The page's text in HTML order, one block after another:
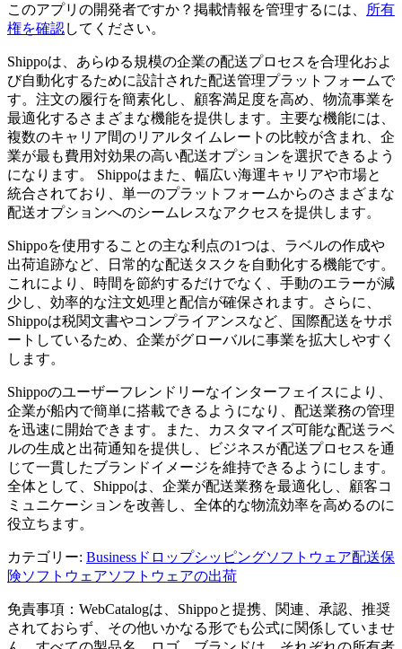
このアプリの開発者ですか？掲載情報を管理するには、
所有
権を確認してください。
Shippoは、あらゆる規模の企業の配送プロセスを合理化およ
び自動化するために設計された配送管理プラットフォームで
す。注文の履行を簡素化し、顧客満足度を高め、物流事業を
最適化するさまざまな機能を提供します。主要な機能には、
複数のキャリア間のリアルタイムレートの比較が含まれ、企
業が最も費用対効果の高い配送オプションを選択できるよう
になります。 Shippoはまた、幅広い海運キャリアや市場と
統合されており、単一のプラットフォームからのさまざまな
配送オプションへのシームレスなアクセスを提供します。
Shippoを使用することの主な利点の1つは、ラベルの作成や
出荷追跡など、日常的な配送タスクを自動化する機能です。
これにより、時間を節約するだけでなく、手動のエラーが減
少し、効率的な注文処理と配信が確保されます。さらに、
Shippoは税関文書やコンプライアンスなど、国際配送をサポ
ートしているため、企業がグローバルに事業を拡大しやすく
します。
Shippoのユーザーフレンドリーなインターフェイスにより、
企業が船内で簡単に搭載できるようになり、配送業務の管理
を迅速に開始できます。また、カスタマイズ可能な配送ラベ
ルの生成と出荷通知を提供し、ビジネスが配送プロセスを通
じて一貫したブランドイメージを維持できるようにします。
全体として、Shippoは、企業が配送業務を最適化し、顧客コ
ミュニケーションを改善し、全体的な物流効率を高めるのに
役立ちます。
カテゴリー: Business ドロップシッピングソフトウェア配送保
険ソフトウェアソフトウェアの出荷
免責事項：WebCatalogは、Shippoと提携、関連、承認、推奨
されておらず、その他いかなる形でも公式に関係していませ